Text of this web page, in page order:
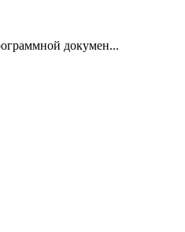
докумен...